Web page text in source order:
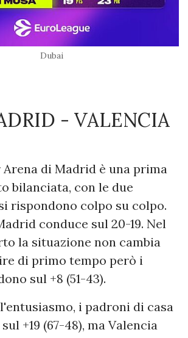
Dubai
- VALENCIA
di Madrid è una prima
bilanciata, con le due
rispondono colpo su colpo.
conduce sul 20-19. Nel
la situazione non cambia
di primo tempo però i
sul +8 (51-43).
i padroni di casa
+19 (67-48), ma Valencia